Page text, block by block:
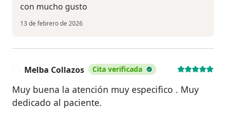
con mucho gusto
13 de febrero de 2026
Melba Collazos Cita verificada
Muy buena la atención muy especifico . Muy
dedicado al paciente.